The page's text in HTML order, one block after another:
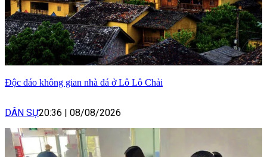
Độc đáo không gian nhà đá ở Lô Lô Chải
DÂN SỰ20:36 08/08/2026